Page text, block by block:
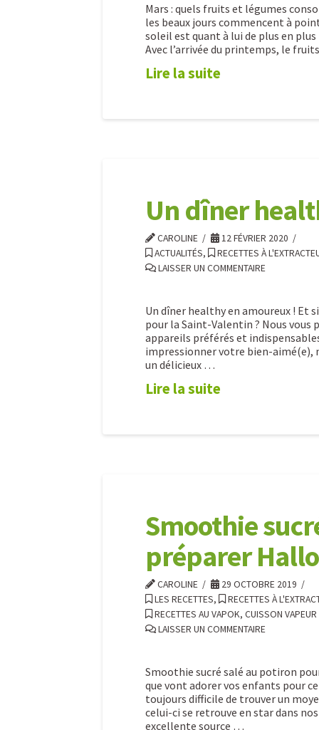
pour
votre
repas
Pâques
Mars : quels fruits et légumes
les beaux jours commencent à
soleil est quant à lui de plus en
Avec l’arrivée du printemps, le
Lire la suite
fruits
légumes
Un dîner
CAROLINE
12 FÉVRIER 2020
ACTUALITÉS, RECETTES À
LAISSER UN COMMENTAIRE
Un dîner healthy en amoureux ! Et
pour la Saint-Valentin ? Nous vous
appareils préférés et
impressionner votre bien-aimé(e),
un délicieux …
Lire la suite
amoureux
02.12.2020
Smoothie
préparer
CAROLINE
29 OCTOBRE 2019
LES RECETTES, RECETTES À
RECETTES AU VAPOK, CUISSON
LAISSER UN COMMENTAIRE
Smoothie sucré salé au potiron
que vont adorer vos enfants pour
toujours difficile de trouver un
celui-ci se retrouve en star dans
excellente source …